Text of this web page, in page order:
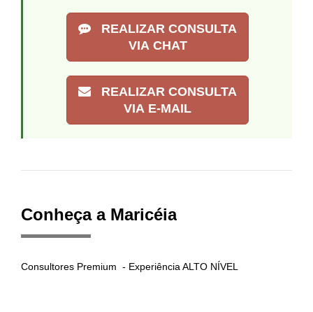
REALIZAR CONSULTA
VIA CHAT
REALIZAR CONSULTA
VIA E-MAIL
Conheça a Maricéia
Consultores Premium - Experiência ALTO NÍVEL